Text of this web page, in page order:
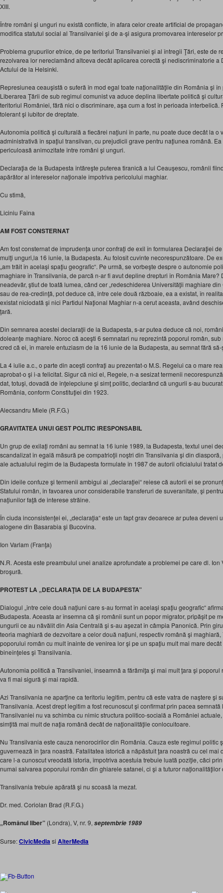
XIII.
Între români şi unguri nu există conflicte, în afara celor create artificial de
modifica statutul social al Transilvaniei şi de a-şi asigura promovarea intereselor
Problema grupurilor etnice, de pe teritoriul Transilvaniei şi al întregii Ţări, este de
rezolvarea lor nereclamând altceva decât aplicarea corectă şi nediscriminatorie a
Actului de la Helsinki.
Represiunea ceauşistă o suferă în mod egal toate naţionalităţile din România şi
Liberarea Ţării de sub regimul comunist va aduce deplina libertate politică şi
teritoriul României, fără nici o discriminare, aşa cum a fost în perioada interbelică.
tolerant şi iubitor de dreptate.
Autonomia politică şi culturală a fiecărei naţiuni în parte, nu poate duce decât la o
administrativă în spaţiul transilvan, cu prejudicii grave pentru naţiunea română.
periculoasă animozitate între români şi unguri.
Declaraţia de la Budapesta întăreşte puterea tiranică a lui Ceauşescu, românii
apărător al intereselor naţionale împotriva pericolului maghiar.
Cu stimă,
Liciniu Faina
AM FOST CONSTERNAT
Am fost consternat de imprudenţa unor confraţi de exil în formularea Declaraţiei
mulţi unguri,la 16 iunie, la Budapesta. Au folosit cuvinte necorespunzătoare. De
„am trăit în acelaşi spaţiu geografic“. Pe urmă, se vorbeşte despre o autonomie
maghiare în Transilvania, de parcă n-ar fi avut depline drepturi în România Mare?
neadevăr, ştiut de toată lumea, când cer „redeschiderea Universităţii maghiare
sau de rea-credinţă, pot deduce că, între cele două războaie, ea a existat, în
existat niciodată şi nici Partidul Naţional Maghiar n-a cerut aceasta, având
ţară.
Din semnarea acestei declaraţii de la Budapesta, s-ar putea deduce că noi,
doleanţe maghiare. Noroc că aceşti 6 semnatari nu reprezintă poporul român,
cred că ei, în marele entuziasm de la 16 iunie de la Budapesta, au semnat fără
La 4 iulie a.c., o parte din aceşti confraţi au prezentat-o M.S. Regelui ca o mare
aprobat-o şi i-a felicitat. Sigur că nici el, Regele, n-a sesizat termenii
dat, totuşi, dovadă de înţelepciune şi simţ politic, declarând că ungurii s-au
România, conform Constituţiei din 1923.
Alecsandru Miele (R.F.G.)
GRAVITATEA UNUI GEST POLITIC IRESPONSABIL
Un grup de exilaţi români au semnat la 16 iunie 1989, la Budapesta, textul unei
scandalizat în egală măsură pe compatrioţii noştri din Transilvania şi din
ale actualului regim de la Budapesta formulate în 1987 de autorii oficialului tratat
Din ideile confuze şi termenii ambigui ai „declaraţiei“ reiese că autorii ei se
Statului român, în favoarea unor considerabile transferuri de suveranitate, şi
naţiunilor faţă de interese străine.
În ciuda inconsistenţei ei, „declaraţia“ este un fapt grav deoarece ar putea deveni
alogene din Basarabia şi Bucovina.
Ion Varlam (Franţa)
N.R. Acesta este preambulul unei analize aprofundate a problemei pe care dl. Ion
broşură.
PROTEST LA „DECLARAŢIA DE LA BUDAPESTA”
Dialogul „între cele două naţiuni care s-au format în acelaşi spaţiu geografic“
Budapesta. Aceasta ar însemna că şi românii sunt un popor migrator, pripăşit pe
ungurii ce au năvălit din Asia Centrală şi s-au aşezat în câmpia Panonică. Prin
teoria maghiară de dezvoltare a celor două naţiuni, respectiv română şi
poporului român cu mult înainte de venirea lor şi pe un spaţiu mult mai mare
bineînţeles şi Transilvania.
Autonomia politică a Transilvaniei, înseamnă a fărâmiţa şi mai mult ţara şi
va fi mai sigură şi mai rapidă.
Azi Transilvania ne aparţine ca teritoriu legitim, pentru că este vatra de naştere şi
Transilvania. Acest drept legitim a fost recunoscut şi confirmat prin pacea
Transilvaniei nu va schimba cu nimic structura politico-socială a României
simţită mai mult de naţia română decât de naţionalităţile conlocuitoare.
Nu Transilvania este cauza nenorocirilor din România. Cauza este regimul politic
guvernează în ţara noastră. Fatalitatea istorică a năpăstuit ţara noastră cu cel mai
care l-a cunoscut vreodată istoria, împotriva acestuia trebuie luată poziţie, căci
numai salvarea poporului român din ghiarele satanei, ci şi a tuturor
Transilvania trebuie apărată şi nu scoasă la mezat.
Dr. med. Coriolan Brad (R.F.G.)
„Românul liber” (Londra), V, nr. 9, septembrie 1989
Surse:CivicMediasi AlterMedia